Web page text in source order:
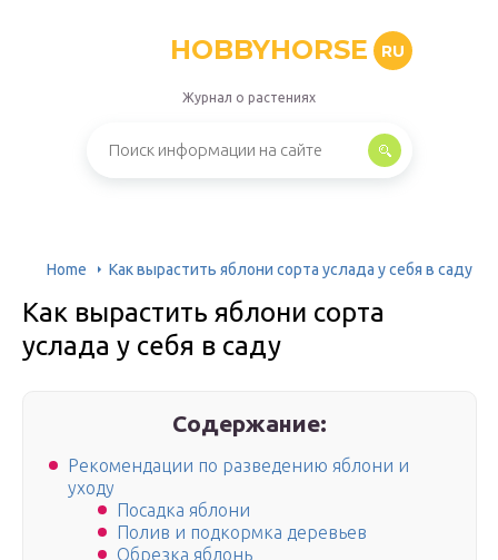
HOBBYHORSE RU
Журнал о растениях
Home Как вырастить яблони сорта услада у себя в саду
Как вырастить яблони сорта
услада у себя в саду
Содержание:
Рекомендации по разведению яблони и
уходу
Посадка яблони
Полив и подкормка деревьев
Обрезка яблонь